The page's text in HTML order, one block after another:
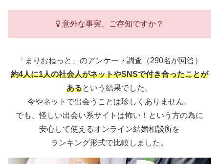
意外な事実、ご存知ですか？
「まりおねっと」のアンケート調査（290名が回答）
約4人に1人の社会人がネットやSNSで付き合ったことが
あるという結果でした。
今やネットで出会うことは珍しくありません。
でも、怪しい出会い系サイトは怖い！という方の為に
安心して使えるオンライン結婚相談所を
ランキング形式で比較しました。